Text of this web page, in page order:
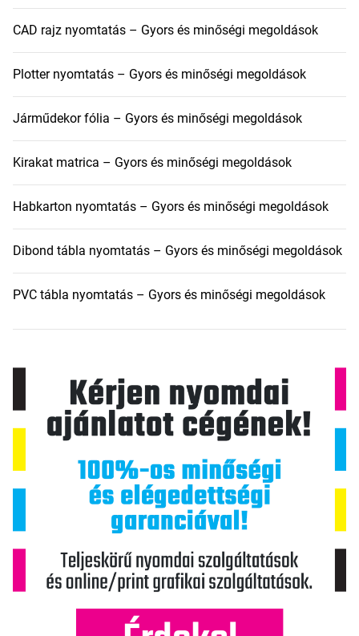
CAD rajz nyomtatás – Gyors és minőségi megoldások
Plotter nyomtatás – Gyors és minőségi megoldások
Járműdekor fólia – Gyors és minőségi megoldások
Kirakat matrica – Gyors és minőségi megoldások
Habkarton nyomtatás – Gyors és minőségi megoldások
Dibond tábla nyomtatás – Gyors és minőségi megoldások
PVC tábla nyomtatás – Gyors és minőségi megoldások